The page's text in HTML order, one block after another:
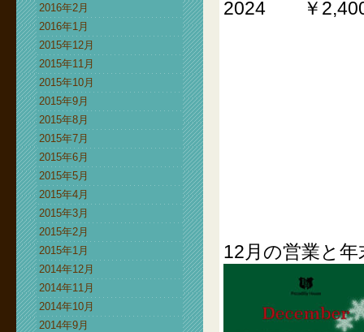
2016年2月
2016年1月
2015年12月
2015年11月
2015年10月
2015年9月
2015年8月
2015年7月
2015年6月
2015年5月
2015年4月
2015年3月
2015年2月
2015年1月
2014年12月
2014年11月
2014年10月
2014年9月
2024 ￥
12月の営業と